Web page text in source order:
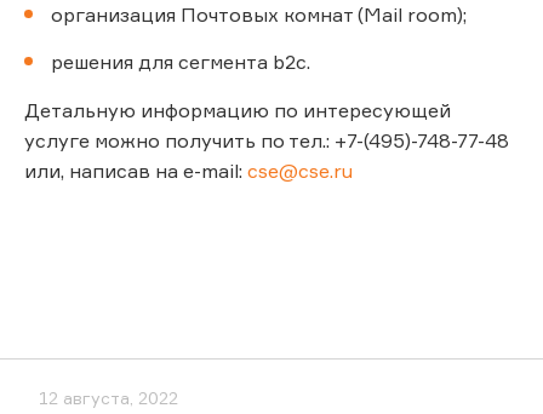
организация Почтовых комнат (Mail room);
решения для сегмента b2c.
Детальную информацию по интересующей
услуге можно получить по тел.: +7-(495)-748-77-48
или, написав на e-mail: cse@cse.ru
12 августа, 2022